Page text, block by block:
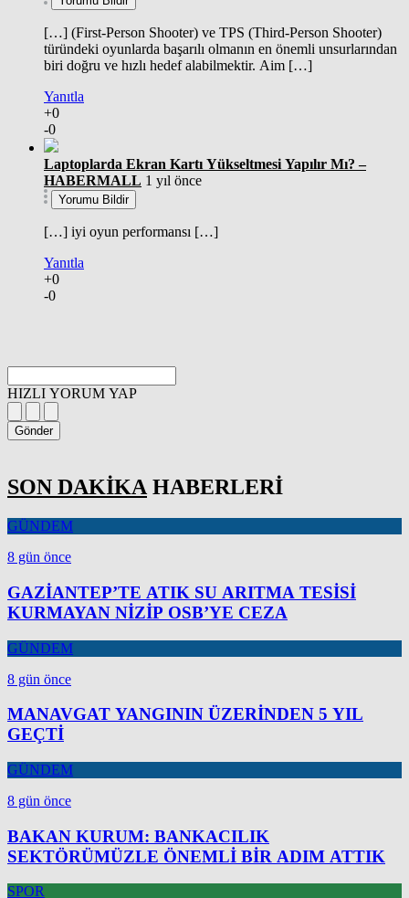
[…] (First-Person Shooter) ve TPS (Third-Person Shooter)
türündeki oyunlarda başarılı olmanın en önemli unsurlarından
biri doğru ve hızlı hedef alabilmektir. Aim […]
Yanıtla
+0
-0
Laptoplarda Ekran Kartı Yükseltmesi Yapılır Mı? –
HABERMALL 1 yıl önce
Yorumu Bildir
[…] iyi oyun performansı […]
Yanıtla
+0
-0
HIZLI YORUM YAP
Gönder
SON DAKİKAHABERLERİ
GÜNDEM
8 gün önce
GAZİANTEP’TE ATIK SU ARITMA TESİSİ
KURMAYAN NİZİP OSB’YE CEZA
GÜNDEM
8 gün önce
MANAVGAT YANGININ ÜZERİNDEN 5 YIL
GEÇTİ
GÜNDEM
8 gün önce
BAKAN KURUM: BANKACILIK
SEKTÖRÜMÜZLE ÖNEMLİ BİR ADIM ATTIK
SPOR